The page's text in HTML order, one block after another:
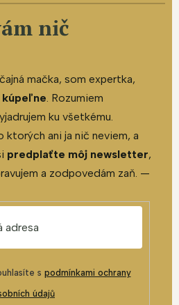
nič
mačka, som expertka,
kúpeľne. Rozumiem
ku všetkému.
ktorých ani ja nič neviem, a
predplaťte môj newsletter,
a zodpovedám zaň. —
s podmínkami ochrany
údajů